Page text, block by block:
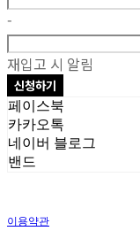
-
재입고 시 알림
신청하기
페이스북
카카오톡
네이버 블로그
밴드
이용약관